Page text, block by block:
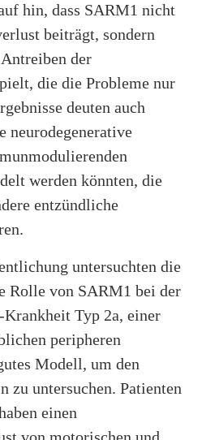
hin, dass SARM1 nicht
beiträgt, sondern
der
die die Probleme nur
deuten auch
neurodegenerative
werden könnten, die
entzündliche
untersuchten die
Rolle von SARM1 bei der
Typ 2a, einer
peripheren
Modell, um den
zu untersuchen. Patienten
einen